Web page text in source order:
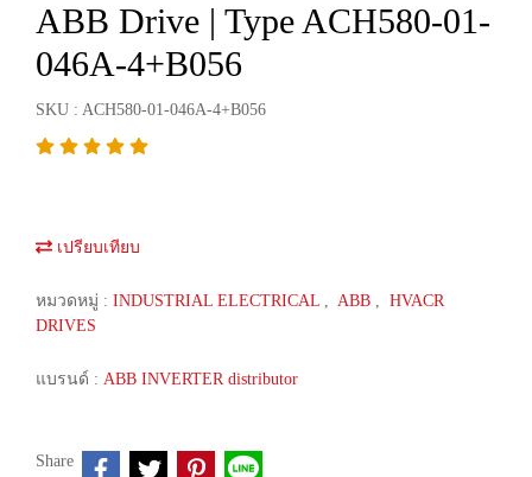
ABB Drive | Type ACH580-01-
046A-4+B056
SKU : ACH580-01-046A-4+B056
เปรียบเทียบ
หมวดหมู่ : INDUSTRIAL ELECTRICAL , ABB , HVACR
DRIVES
แบรนด์ : ABB INVERTER distributor
Share